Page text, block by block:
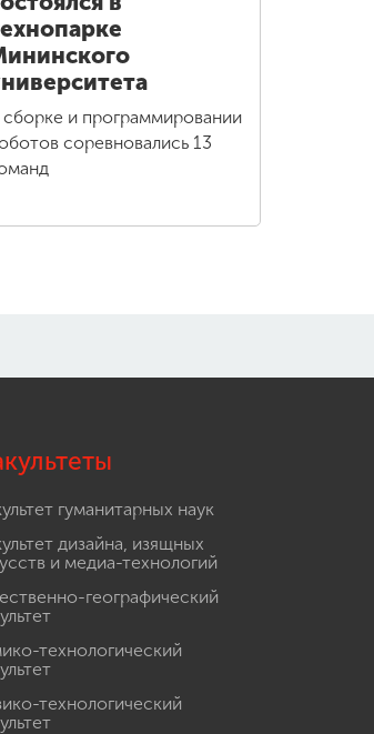
сборке и программировании
соревновались 13
гуманитарных наук
дизайна, изящных
и медиа-технологий
географический
технологический
технологический